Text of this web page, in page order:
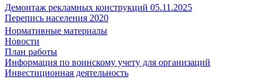
Демонтаж рекламных конструкций 05.11.2025
Перепись населения 2020
Нормативные материалы
Новости
План работы
Информация по воинскому учету для организаций
Инвестиционная деятельность